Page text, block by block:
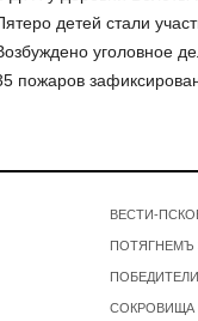
детей стали
уголовное
пожаров
ВЕСТИ-
ПОТЯГНЕМЪ
ПОБЕДИТЕЛИ
СОКРОВИЩА